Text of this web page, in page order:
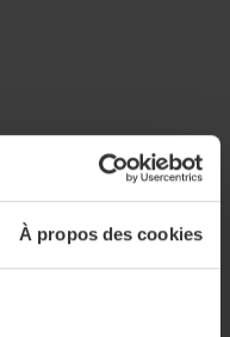
À propos des cookies